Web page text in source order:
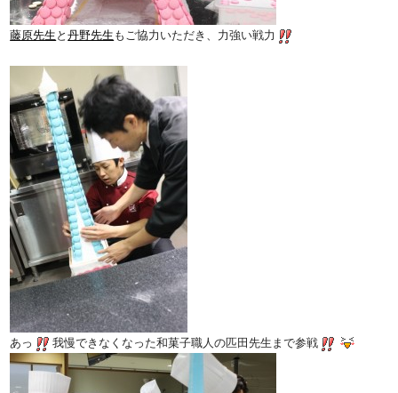
藤原先生 と丹野先生 もご協力いただき、力強い戦力
あっ 我慢できなくなった和菓子職人の匹田先生まで参戦